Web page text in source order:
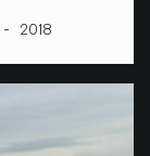
- 2018